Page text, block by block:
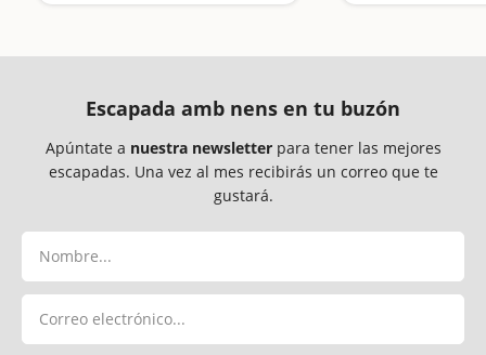
Escapada amb nens en tu buzón
Apúntate a nuestra newsletterpara tener las mejores
escapadas. Una vez al mes recibirás un correo que te
gustará.